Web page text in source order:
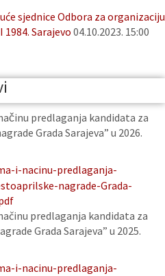
sjednice Odbora za organizaciju
Sarajevo 04.10.2023. 15:00
predlaganja kandidata za
Grada Sarajeva” u 2026.
i-nacinu-predlaganja-
nagrade-Grada-
predlaganja kandidata za
Grada Sarajeva” u 2025.
i-nacinu-predlaganja-